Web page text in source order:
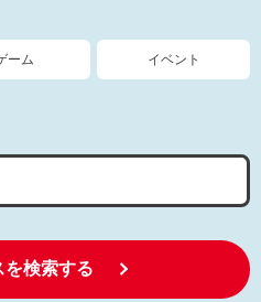
ーム イベント
を検索する